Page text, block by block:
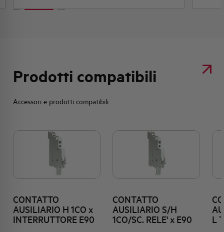
Prodotti compatibili
Accessori e prodotti compatibili
CONTATTO
AUSILIARIO H 1CO x
INTERRUTTORE E90
CONTATTO
AUSILIARIO S/H
1CO/SC. RELE' x E90
L